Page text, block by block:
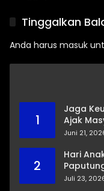
Tinggalkan
Anda harus masuk
1
Jaga
Ajak
Juni 21,
2
Hari
Juli 23,